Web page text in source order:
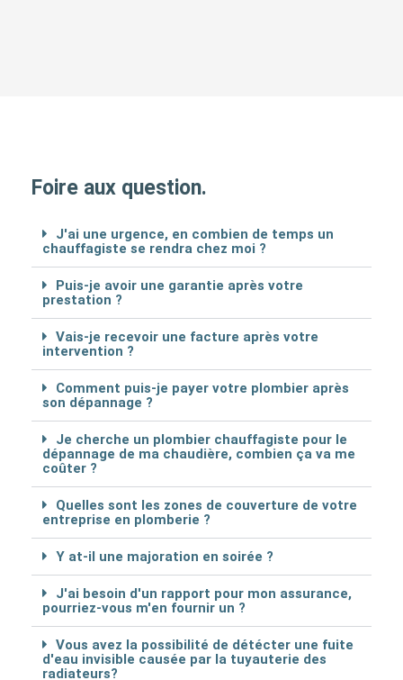
Foire aux question.
J'ai une urgence, en combien de temps un
chauffagiste se rendra chez moi ?
Puis-je avoir une garantie après votre
prestation ?
Vais-je recevoir une facture après votre
intervention ?
Comment puis-je payer votre plombier après
son dépannage ?
Je cherche un plombier chauffagiste pour le
dépannage de ma chaudière, combien ça va me
coûter ?
Quelles sont les zones de couverture de votre
entreprise en plomberie ?
Y at-il une majoration en soirée ?
J'ai besoin d'un rapport pour mon assurance,
pourriez-vous m'en fournir un ?
Vous avez la possibilité de détécter une fuite
d'eau invisible causée par la tuyauterie des
radiateurs?